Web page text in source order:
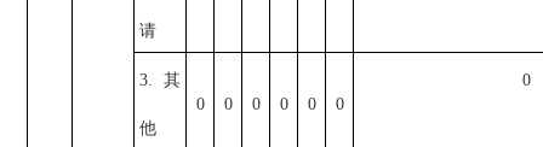
请
3.其
他
0 0 0 0 0 0
0